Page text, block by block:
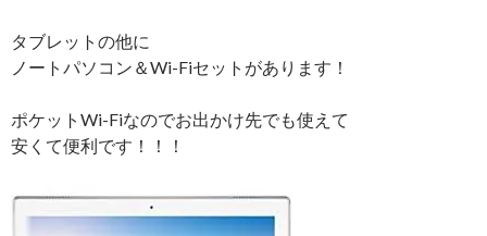
タブレットの他に
ノートパソコン＆Wi-Fiセットがあります！
ポケットWi-Fiなのでお出かけ先でも使えて
安くて便利です！！！